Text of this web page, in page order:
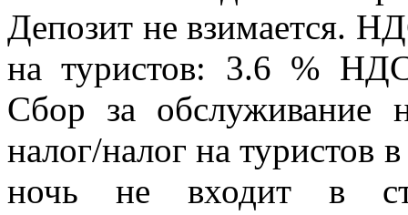
Депозит не взимается.
на туристов: 3.6 %
Сбор за обслуживание
налог/налог на туристов
ночь не входит в